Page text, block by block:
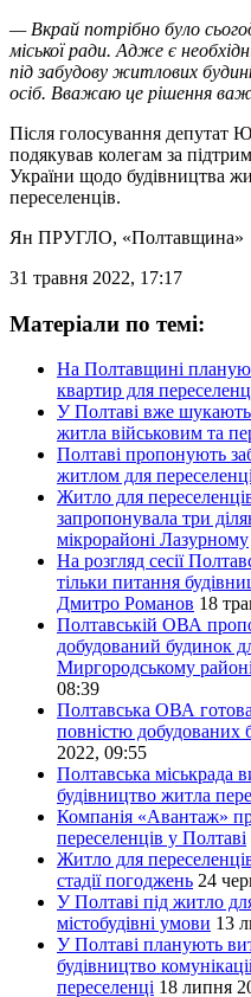
— Вкрай потрібно було
міської ради. Адже є
під забудову житлових
осіб. Вважаю це рішення
Після голосування депутат
подякував колегам за
України щодо будівництва
переселенців.
Ян ПРУГЛО, «Полтавщина»
31 травня 2022, 17:17
Матеріали по темі:
На Полтавщині
квартир для
У Полтаві вже шукають
житла військовим та
Полтаві пропонують
житлом для
Житло для
запропонувала три
мікрорайоні Лазурному
На розгляд сесії
тільки питання
Дмитро Романов 18
Полтавській ОВА
добудований будинок
Миргородському
08:39
Полтавська ОВА
повністю
2022, 09:55
Полтавська міськрада
будівництво житла
Компанія «Авантаж»
переселенців у Полтаві
Житло для
стадії погоджень 24
У Полтаві під житло
містобудівні умови 13
У Полтаві планують
будівництво
переселенці 18 липня